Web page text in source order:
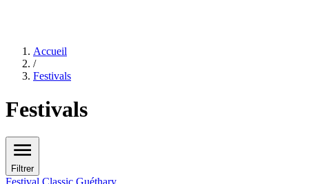
Accueil
/
Festivals
Festivals
Filtrer